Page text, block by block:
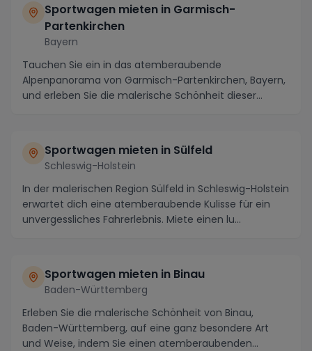
Sportwagen mieten in Garmisch-
Partenkirchen
Bayern
Tauchen Sie ein in das atemberaubende
Alpenpanorama von Garmisch-Partenkirchen, Bayern,
und erleben Sie die malerische Schönheit dieser
Sportwagen mieten in Sülfeld
Schleswig-Holstein
In der malerischen Region Sülfeld in Schleswig-Holstein
erwartet dich eine atemberaubende Kulisse für ein
unvergessliches Fahrerlebnis. Miete einen lu...
Sportwagen mieten in Binau
Baden-Württemberg
Erleben Sie die malerische Schönheit von Binau,
Baden-Württemberg, auf eine ganz besondere Art
und Weise, indem Sie einen atemberaubenden